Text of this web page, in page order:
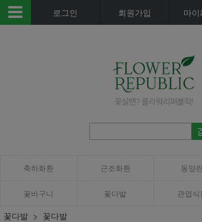
로그인 회원가입 마이
축하화환 근조화환 동양
꽃바구니 꽃다발 관엽식
꽃다발 꽃다발